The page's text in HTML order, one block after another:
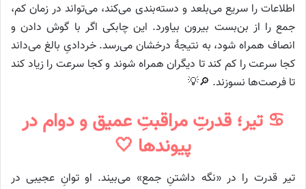
اطلاعات را سریع می‌بلعد و دسته‌بندی می‌کند، می‌تواند در زمان کم،
جمع را از بن‌بست بیرون بیاورد. این چابکی اگر با گوش دادن و
انصاف همراه شود، به نتیجهٔ درخشان می‌رسد. خردادیِ بالغ می‌داند
کجا سرعت را کم کند تا دیگران همراه شوند و کجا سرعت را زیاد کند
تا فرصت‌ها نسوزند. 🔎💡
♋ تیر؛ قدرتِ مراقبتِ عمیق و دوام در
پیوندها 🤍
تیر قدرت را در «نگه داشتنِ جمع» می‌بیند. او توانِ عجیبی در